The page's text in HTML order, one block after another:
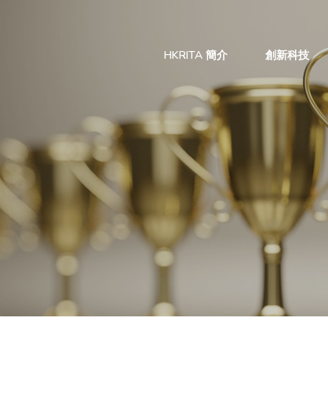
HKRITA 簡介 創新科技